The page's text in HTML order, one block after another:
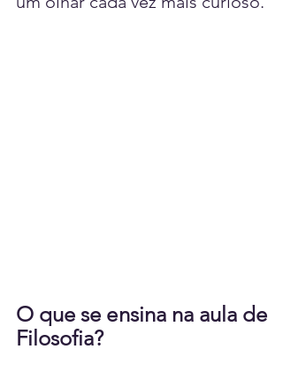
O que se ensina na aula de
Filosofia?